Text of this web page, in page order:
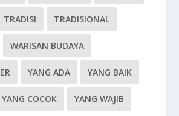
TRADISI TRADISIONAL
WARISAN BUDAYA
YANG ADA YANG BAIK
YANG COCOK YANG WAJIB